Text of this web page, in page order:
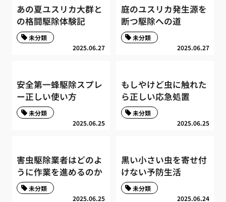
あの夏ユスリカ大群と
の格闘駆除体験記
2025.06.27
未分類
庭のユスリカ発生源を
断つ駆除への道
2025.06.27
未分類
安全第一蜂駆除スプレ
ー正しい使い方
2025.06.25
未分類
もしやけど虫に触れた
ら正しい応急処置
2025.06.25
未分類
害虫駆除業者はどのよ
うに作業を進めるのか
2025.06.25
未分類
黒い小さい虫を寄せ付
けない予防生活
2025.06.24
未分類